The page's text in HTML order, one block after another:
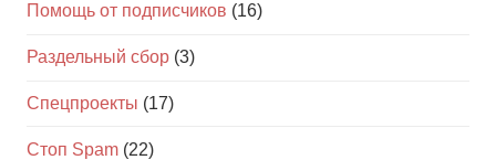
Помощь от подписчиков (16)
Раздельный сбор (3)
Спецпроекты (17)
Стоп Spam (22)